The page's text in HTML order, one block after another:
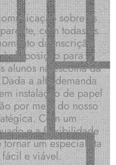
sobre as
com todas as
da inscrição.
à disposição para
alunos na escolha da
a alta demanda
instalação de papel
por meio do nosso
Com um
e a flexibilidade
um especialista
fácil e viável.